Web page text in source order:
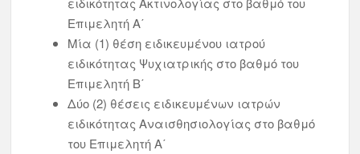
Επιμελητή Α΄
Μία (1) θέση ειδικευμένου ιατρού
ειδικότητας Ψυχιατρικής στο βαθμό του
Επιμελητή Β΄
Δύο (2) θέσεις ειδικευμένων ιατρών
ειδικότητας Αναισθησιολογίας στο βαθμό
του Επιμελητή Α΄